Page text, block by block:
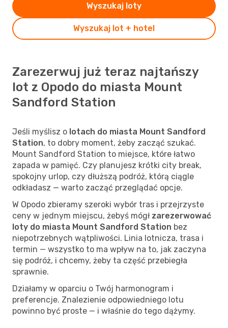
Wyszukaj lot + hotel
Wyszukaj loty
Zarezerwuj już teraz najtańszy
lot z Opodo do miasta Mount
Sandford Station
Jeśli myślisz o lotach do miasta Mount Sandford
Station, to dobry moment, żeby zacząć szukać.
Mount Sandford Station to miejsce, które łatwo
zapada w pamięć. Czy planujesz krótki city break,
spokojny urlop, czy dłuższą podróż, którą ciągle
odkładasz — warto zacząć przeglądać opcje.
W Opodo zbieramy szeroki wybór tras i przejrzyste
ceny w jednym miejscu, żebyś mógł zarezerwować
loty do miasta Mount Sandford Station bez
niepotrzebnych wątpliwości. Linia lotnicza, trasa i
termin — wszystko to ma wpływ na to, jak zaczyna
się podróż, i chcemy, żeby ta część przebiegła
sprawnie.
Działamy w oparciu o Twój harmonogram i
preferencje. Znalezienie odpowiedniego lotu
powinno być proste — i właśnie do tego dążymy.